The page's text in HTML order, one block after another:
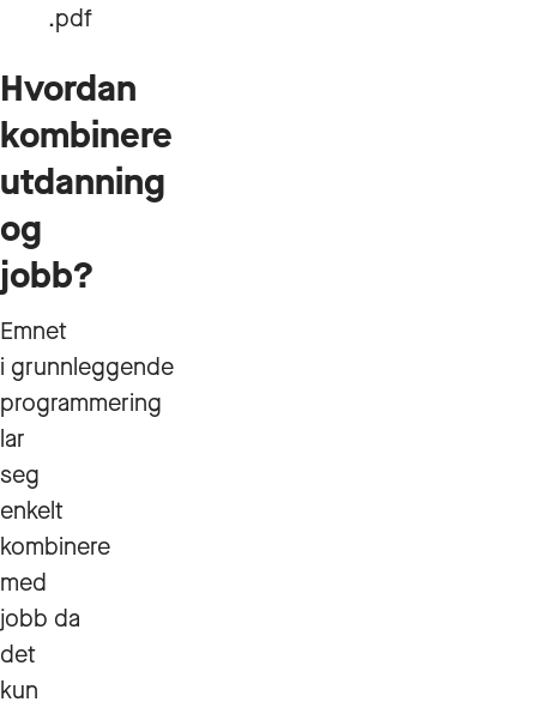
.pdf
Hvordan
kombinere
utdanning
og
jobb?
Emnet
i grunnleggende
programmering
lar
seg
enkelt
kombinere
med
jobb da
det
kun